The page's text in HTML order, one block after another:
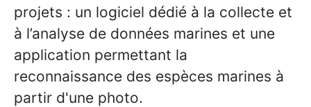
projets : un logiciel dédié à la collecte et
à l’analyse de données marines et une
application permettant la
reconnaissance des espèces marines à
partir d'une photo.